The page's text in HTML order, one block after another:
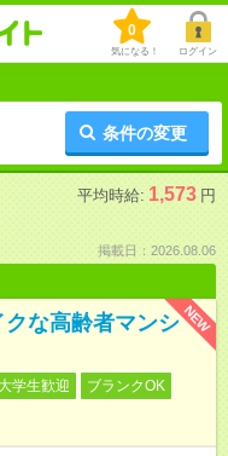
0
気になる！ ログイン
条件の変更
平均時給: 1,573 円
掲載日：2026.08.06
NEW
な高齢者マンシ
大学生歓迎
ブランクOK